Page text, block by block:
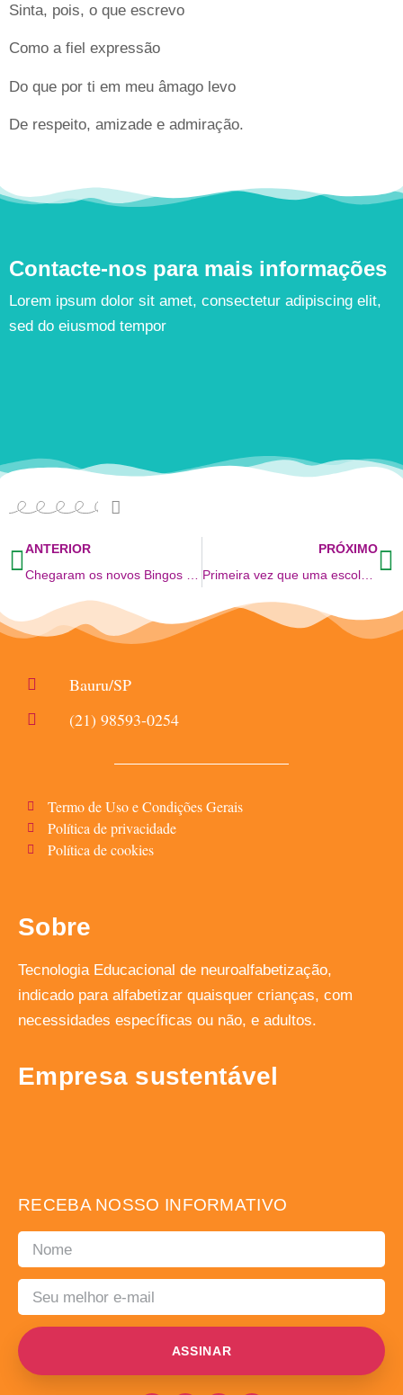
Sinta, pois, o que escrevo
Como a fiel expressão
Do que por ti em meu âmago levo
De respeito, amizade e admiração.
Contacte-nos para mais informações
Lorem ipsum dolor sit amet, consectetur adipiscing elit,
sed do eiusmod tempor
ANTERIOR PRÓXIMO
Primeira vez que uma escola Moçambicana usou Boquinhas na sala de aulas… Muito feliz!
Bauru/SP
(21) 98593-0254
Termo de Uso e Condições Gerais
Política de privacidade
Política de cookies
Sobre
Tecnologia Educacional de neuroalfabetização,
indicado para alfabetizar quaisquer crianças, com
necessidades específicas ou não, e adultos.
Empresa sustentável
RECEBA NOSSO INFORMATIVO
ASSINAR